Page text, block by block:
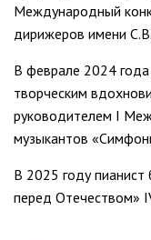
Международный
дирижеров имени
В феврале 2024
творческим
руководителем I
музыкантов
В 2025 году пианист
перед Отечеством»